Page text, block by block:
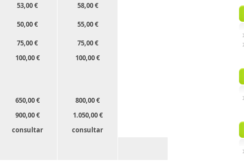
53,00 €
58,00 €
50,00 € 55,00 €
75,00 €
75,00 €
100,00 €
100,00 €
650,00 €
800,00 €
900,00 €
1.050,00 €
consultar
consultar